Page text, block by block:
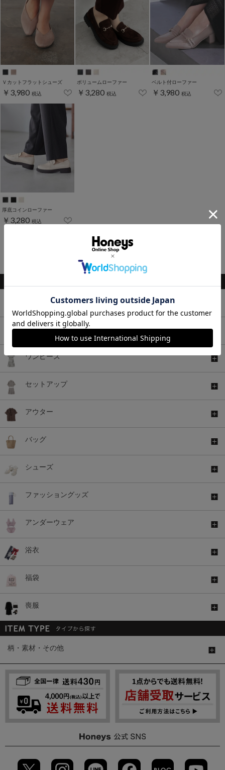
Ｖカットフラットシューズ
￥3,980 税込
ボリュームローファー
￥3,280 税込
ベルト付ローファー
￥3,980 税込
厚底コインローファー
￥3,280 税込
1～7件 (全7件)
トップス
ボトムス
ワンピース
セットアップ
アウター
バッグ
シューズ
ファッショングッズ
アンダーウェア
浴衣
福袋
喪服
柄・素材・その他